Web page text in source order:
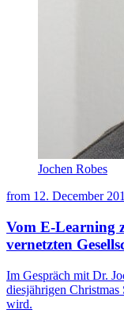
Jochen Robes
from 12. December
Vom E-Learning
vernetzten
Im Gespräch mit Dr.
diesjährigen
wird.